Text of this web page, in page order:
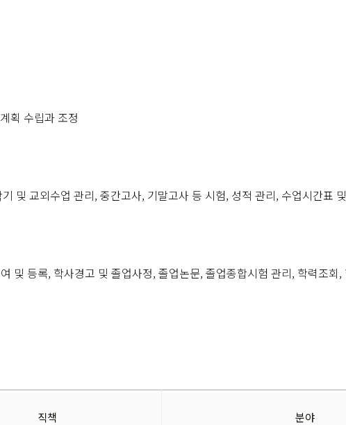
획 수립과 조정
및 교외수업 관리, 중간고사, 기말고사 등 시험, 성적 관리, 수업시간표
및 등록, 학사경고 및 졸업사정, 졸업논문, 졸업종합시험 관리, 학력조회
직책 분야